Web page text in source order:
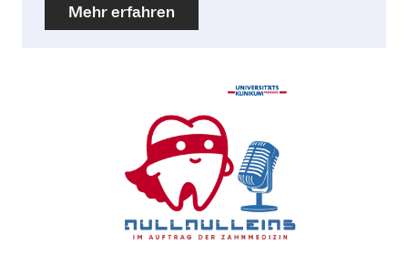
Mehr erfahren